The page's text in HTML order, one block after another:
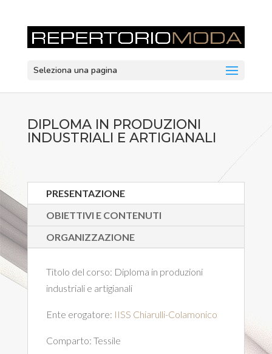
Seleziona una pagina
DIPLOMA IN PRODUZIONI
INDUSTRIALI E ARTIGIANALI
PRESENTAZIONE
OBIETTIVI E CONTENUTI
ORGANIZZAZIONE
Titolo del corso: Diploma in produzioni
industriali e artigianali
Ente erogatore: IISS Chiarulli-Colamonico
Comparto: Tessile